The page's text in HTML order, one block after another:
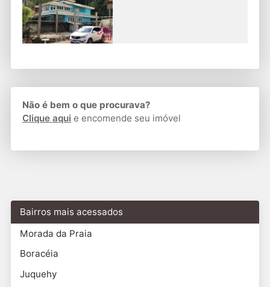
Não é bem o que procurava?
Clique aqui e encomende seu imóvel
Bairros mais acessados
Morada da Praia
Boracéia
Juquehy